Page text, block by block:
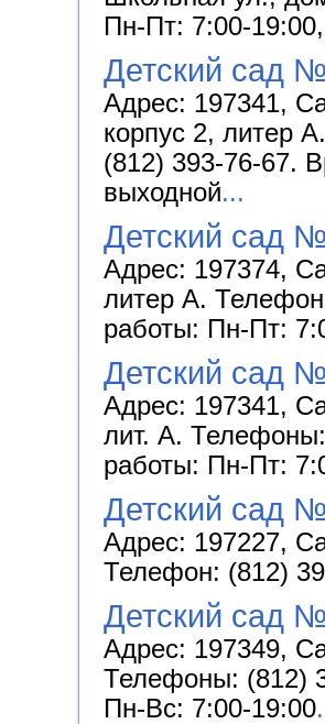
Пн-Пт: 7:00-
Детский сад
Адрес: 197341,
корпус 2, литер
(812) 393-76-67.
выходной...
Детский сад
Адрес: 197374,
литер А.
работы: Пн-Пт:
Детский сад
Адрес: 197341,
лит. А.
работы: Пн-Пт:
Детский сад
Адрес: 197227,
Телефон: (812)
Детский сад
Адрес: 197349,
Телефоны: (812)
Пн-Вс: 7:00-19:00